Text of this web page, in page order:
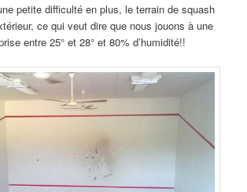
petite difficulté en plus, le terrain de squash
ce qui veut dire que nous jouons à une
entre 25° et 28° et 80% d’humidité!!